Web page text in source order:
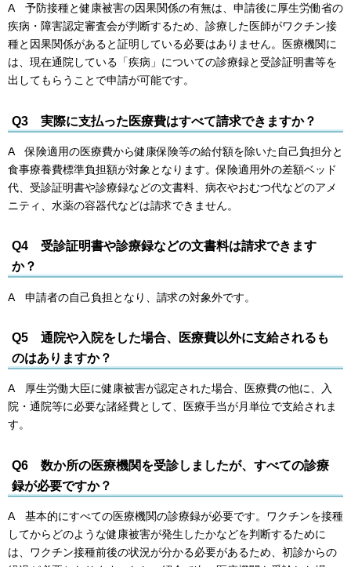
A 予防接種と健康被害の因果関係の有無は、申請後に厚生労働省の
疾病・障害認定審査会が判断するため、診療した医師がワクチン接
種と因果関係があると証明している必要はありません。医療機関に
は、現在通院している「疾病」についての診療録と受診証明書等を
出してもらうことで申請が可能です。
Q3 実際に支払った医療費はすべて請求できますか？
A 保険適用の医療費から健康保険等の給付額を除いた自己負担分と
食事療養費標準負担額が対象となります。保険適用外の差額ベッド
代、受診証明書や診療録などの文書料、病衣やおむつ代などのアメ
ニティ、水薬の容器代などは請求できません。
Q4 受診証明書や診療録などの文書料は請求できます
か？
A 申請者の自己負担となり、請求の対象外です。
Q5 通院や入院をした場合、医療費以外に支給されるも
のはありますか？
A 厚生労働大臣に健康被害が認定された場合、医療費の他に、入
院・通院等に必要な諸経費として、医療手当が月単位で支給されま
す。
Q6 数か所の医療機関を受診しましたが、すべての診療
録が必要ですか？
A 基本的にすべての医療機関の診療録が必要です。ワクチンを接種
してからどのような健康被害が発生したかなどを判断するために
は、ワクチン接種前後の状況が分かる必要があるため、初診からの